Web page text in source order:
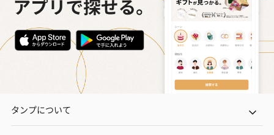
タンプについて